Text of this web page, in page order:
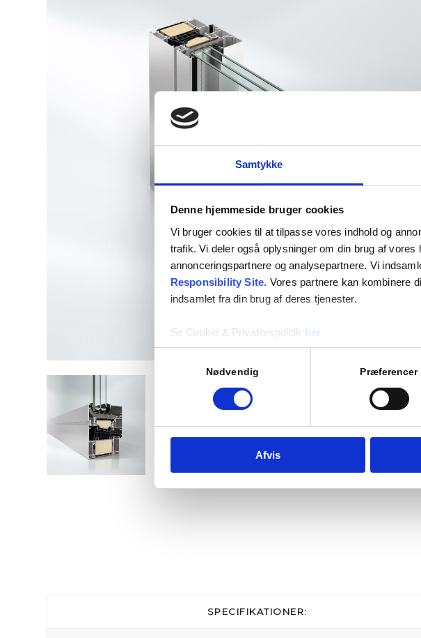
Samtykke
Denne hjemmeside bruger cookies
Vi bruger cookies til at tilpasse vores indhold og
trafik. Vi deler også oplysninger om din brug af
annonceringspartnere og analysepartnere. Vi
Responsibility Site. Vores partnere kan kombinere
indsamlet fra din brug af deres tjenester.
Se Cookie & Privatlivspolitik her
Nødvendig Præferencer
Afvis
SPECIFIKATIONER: